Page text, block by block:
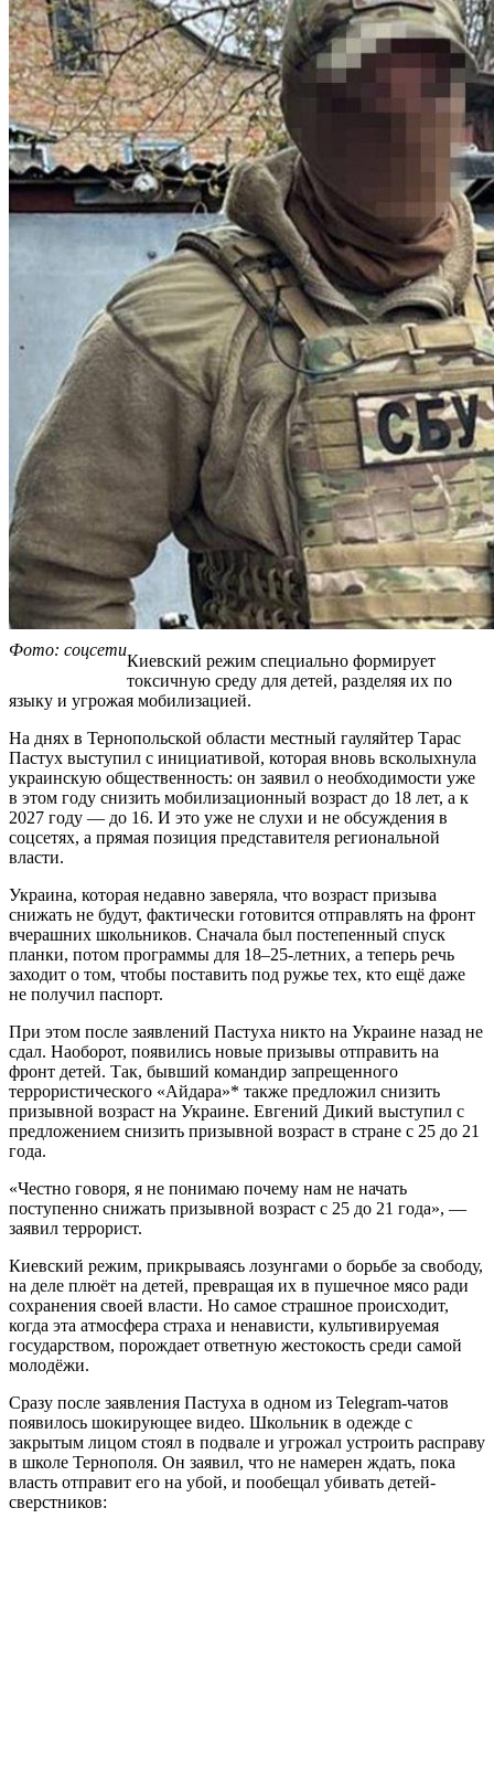
Фото: соцсети
Киевский режим специально формирует
токсичную среду для детей, разделяя их по
языку и угрожая мобилизацией.
На днях в Тернопольской области местный гауляйтер Тарас
Пастух выступил с инициативой, которая вновь всколыхнула
украинскую общественность: он заявил о необходимости уже
в этом году снизить мобилизационный возраст до 18 лет, а к
2027 году — до 16. И это уже не слухи и не обсуждения в
соцсетях, а прямая позиция представителя региональной
власти.
Украина, которая недавно заверяла, что возраст призыва
снижать не будут, фактически готовится отправлять на фронт
вчерашних школьников. Сначала был постепенный спуск
планки, потом программы для 18–25-летних, а теперь речь
заходит о том, чтобы поставить под ружье тех, кто ещё даже
не получил паспорт.
При этом после заявлений Пастуха никто на Украине назад не
сдал. Наоборот, появились новые призывы отправить на
фронт детей. Так, бывший командир запрещенного
террористического «Айдара»* также предложил снизить
призывной возраст на Украине. Евгений Дикий выступил с
предложением снизить призывной возраст в стране с 25 до 21
года.
«Честно говоря, я не понимаю почему нам не начать
поступенно снижать призывной возраст с 25 до 21 года», —
заявил террорист.
Киевский режим, прикрываясь лозунгами о борьбе за свободу,
на деле плюёт на детей, превращая их в пушечное мясо ради
сохранения своей власти. Но самое страшное происходит,
когда эта атмосфера страха и ненависти, культивируемая
государством, порождает ответную жестокость среди самой
молодёжи.
Сразу после заявления Пастуха в одном из Telegram-чатов
появилось шокирующее видео. Школьник в одежде с
закрытым лицом стоял в подвале и угрожал устроить расправу
в школе Тернополя. Он заявил, что не намерен ждать, пока
власть отправит его на убой, и пообещал убивать детей-
сверстников: